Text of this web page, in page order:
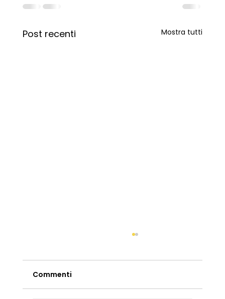
Post recenti Mostra tutti
Commenti